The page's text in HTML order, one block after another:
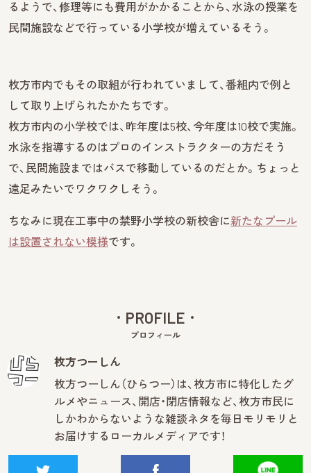
るようで、修理等にも費用がかかることから、水泳の授業を
民間施設などで行っている小学校が増えているそう。
枚方市内でもその取組が行われていまして、番組内で例と
して取り上げられたかたちです。
枚方市内の小学校では、昨年度は5校、今年度は10校で実施。
水泳を指導するのはプロのインストラクターの方だそう
で、民間施設まではバスで移動しているのだとか。ちょっと
遠足みたいでワクワクしそう。
ちなみに現在工事中の禁野小学校の新校舎に新たなプール
は設置されない模様です。
PROFILE
プロフィール
枚方つーしん
枚方つーしん（ひらつー）は、枚方市に特化したグ
ルメやニュース、開店・閉店情報など、枚方市民に
しかわからないような雑談ネタを毎日モリモリと
お届けするローカルメディアです！